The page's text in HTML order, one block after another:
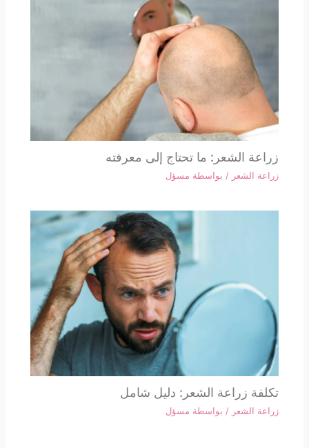
زراعة الشعر: ما تحتاج إلى معرفته
زراعة الشعر / بواسطة مسؤل
تكلفة زراعة الشعر: دليل شامل
زراعة الشعر / بواسطة مسؤل